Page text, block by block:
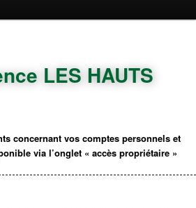
LES HAUTS
concernant vos comptes personnels et
via l’onglet « accès propriétaire »